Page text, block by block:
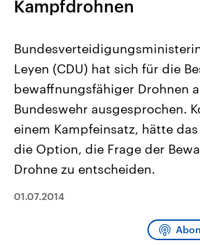
Landtagswahl Sachsen-Anhalt
2026
Alle Informationen
Sachsen-Anhalt wählt am 6.
September 2026 einen neuen
Landtag. Seit 2021 wird das
Bundesland von einer Koalition aus
CDU, SPD und FDP regiert.-
Umfragen, Prognosen,
und Hintergründe zu den Parteien
und Kandidaten der anstehenden
Sendungen
Kampfdrohnen
Leyen (CDU) hat sich für die
bewaffnungsfähiger Drohnen
Bundeswehr ausgesprochen.
einem Kampfeinsatz, hätte
die Option, die Frage der
Drohne zu entscheiden.
01.07.2014